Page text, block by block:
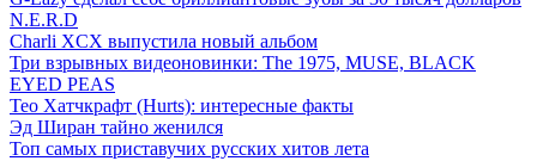
N.E.R.D
Charli XCX выпустила новый альбом
Три взрывных видеоновинки: The 1975, MUSE, BLACK
EYED PEAS
Тео Хатчкрафт (Hurts): интересные факты
Эд Ширан тайно женился
Топ самых приставучих русских хитов лета